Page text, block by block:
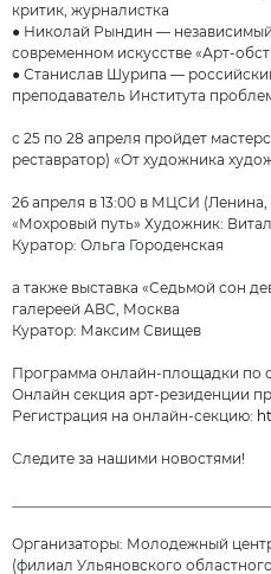
критик, журналистка
● Николай Рындин —
современном искусстве «Арт-
● Станислав Шурипа —
преподаватель Института
с 25 по 28 апреля пройдет
реставратор) «От художника
26 апреля в 13:00 в МЦСИ (Ленина,
«Мохровый путь» Художник:
Куратор: Ольга Городенская
а также выставка «Седьмой сон
галереей ABC, Москва
Куратор: Максим Свищев
Программа онлайн-площадки по
Онлайн секция арт-резиденции
Регистрация на онлайн-секцию:
Следите за нашими новостями!
Организаторы: Молодежный
(филиал Ульяновского